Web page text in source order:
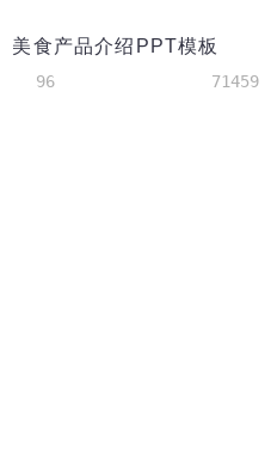
美食产品介绍PPT模板
96 71459